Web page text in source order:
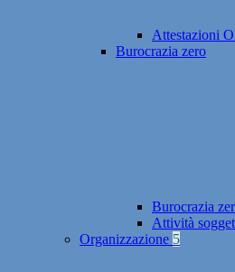
Attestazioni
Burocrazia zero
Burocrazia
Attività
Organizzazione 5